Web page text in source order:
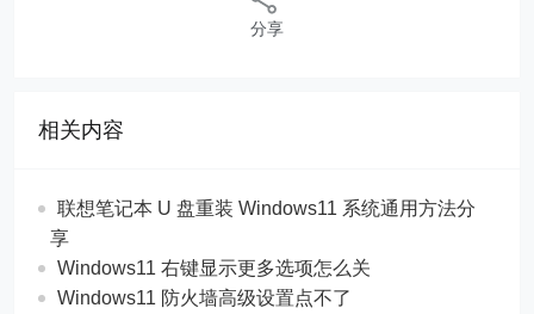
分享
相关内容
联想笔记本 U 盘重装 Windows11 系统通用方法分
享
Windows11 右键显示更多选项怎么关
Windows11 防火墙高级设置点不了